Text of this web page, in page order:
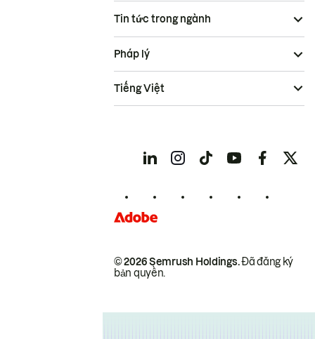
Tin tức trong ngành
© 2026 Semrush Holdings.Đã đăng ký
bản quyền.
Pháp lý
Tiếng Việt